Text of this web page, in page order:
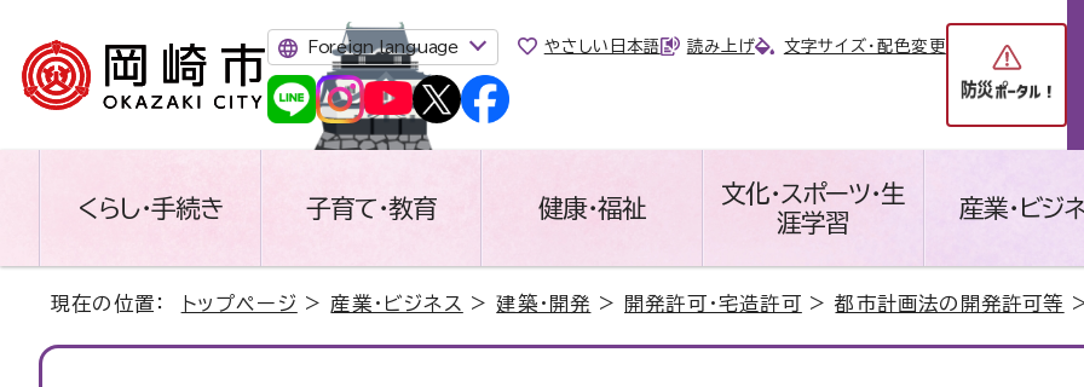
Foreign language やさしい日本語 読み上げ 文字サイズ・配色変更
くらし・手続き 子育て・教育 健康・福祉
文化・スポーツ・生
涯学習
産業・ビジ
現在の位置： トップページ > 産業・ビジネス >建築・開発 > 開発許可・宅造許可 >都市計画法の開発許可等